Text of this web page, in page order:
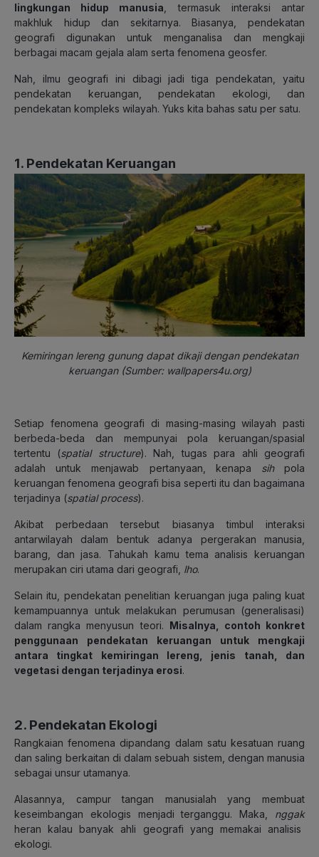
lingkungan hidup manusia , termasuk interaksi antar
makhluk hidup dan sekitarnya. Biasanya, pendekatan
geografi digunakan untuk menganalisa dan mengkaji
berbagai macam gejala alam serta fenomena geosfer.
Nah, ilmu geografi ini dibagi jadi tiga pendekatan, yaitu
pendekatan keruangan, pendekatan ekologi, dan
pendekatan kompleks wilayah. Yuks kita bahas satu per satu.
1. Pendekatan Keruangan
Kemiringan lereng gunung dapat dikaji dengan pendekatan
keruangan (Sumber: wallpapers4u.org)
Setiap fenomena geografi di masing-masing wilayah pasti
berbeda-beda dan mempunyai pola keruangan/spasial
tertentu (spatial structure). Nah, tugas para ahli geografi
adalah untuk menjawab pertanyaan, kenapa sih pola
keruangan fenomena geografi bisa seperti itu dan bagaimana
terjadinya (spatial process).
Akibat perbedaan tersebut biasanya timbul interaksi
antarwilayah dalam bentuk adanya pergerakan manusia,
barang, dan jasa. Tahukah kamu tema analisis keruangan
merupakan ciri utama dari geografi, lho.
Selain itu, pendekatan penelitian keruangan juga paling kuat
kemampuannya untuk melakukan perumusan (generalisasi)
dalam rangka menyusun teori. Misalnya, contoh konkret
penggunaan pendekatan keruangan untuk mengkaji
antara tingkat kemiringan lereng, jenis tanah, dan
vegetasi dengan terjadinya erosi.
2. Pendekatan Ekologi
Rangkaian fenomena dipandang dalam satu kesatuan ruang
dan saling berkaitan di dalam sebuah sistem, dengan manusia
sebagai unsur utamanya.
Alasannya, campur tangan manusialah yang membuat
keseimbangan ekologis menjadi terganggu. Maka, nggak
heran kalau banyak ahli geografi yang memakai analisis
ekologi.